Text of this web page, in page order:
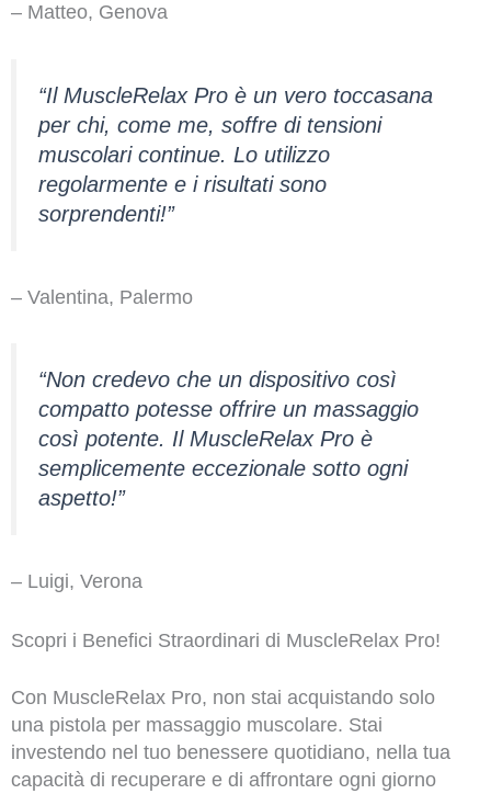
– Matteo, Genova
“Il MuscleRelax Pro è un vero toccasana
per chi, come me, soffre di tensioni
muscolari continue. Lo utilizzo
regolarmente e i risultati sono
sorprendenti!”
– Valentina, Palermo
“Non credevo che un dispositivo così
compatto potesse offrire un massaggio
così potente. Il MuscleRelax Pro è
semplicemente eccezionale sotto ogni
aspetto!”
– Luigi, Verona
Scopri i Benefici Straordinari di MuscleRelax Pro!
Con MuscleRelax Pro, non stai acquistando solo
una pistola per massaggio muscolare. Stai
investendo nel tuo benessere quotidiano, nella tua
capacità di recuperare e di affrontare ogni giorno